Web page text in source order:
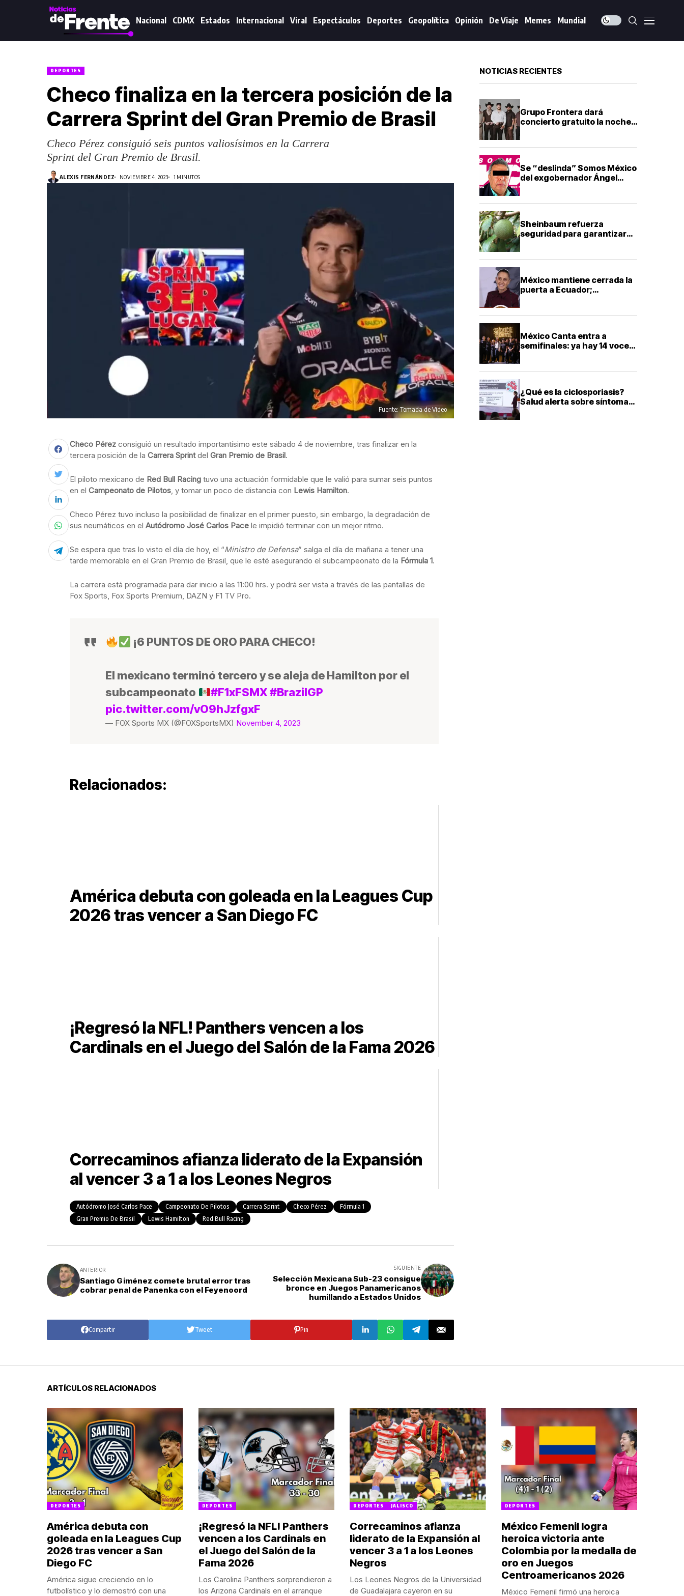
Nacional CDMX Estados Internacional Viral Espectáculos Deportes Geopolítica Opinión De Viaje Memes Mundial
DEPORTES
Checo finaliza en la tercera posición de la
Carrera Sprint del Gran Premio de Brasil
Checo Pérez consiguió seis puntos valiosísimos en la Carrera
Sprint del Gran Premio de Brasil.
ALEXIS FERNÁNDEZ NOVIEMBRE 4, 2023 1 MINUTOS
Fuente: Tomada de Video
Checo Pérez consiguió un resultado importantísimo este sábado 4 de noviembre, tras finalizar en la
tercera posición de la Carrera Sprintdel Gran Premio de Brasil.
El piloto mexicano de Red Bull Racing tuvo una actuación formidable que le valió para sumar seis puntos
en el Campeonato de Pilotos, y tomar un poco de distancia con Lewis Hamilton.
Checo Pérez tuvo incluso la posibilidad de finalizar en el primer puesto, sin embargo, la degradación de
sus neumáticos en el Autódromo José Carlos Pace le impidió terminar con un mejor ritmo.
Se espera que tras lo visto el día de hoy, el “Ministro de Defensa” salga el día de mañana a tener una
tarde memorable en el Gran Premio de Brasil, que le esté asegurando el subcampeonato de la Fórmula 1.
La carrera está programada para dar inicio a las 11:00 hrs. y podrá ser vista a través de las pantallas de
Fox Sports, Fox Sports Premium, DAZN y F1 TV Pro.
¡6 PUNTOS DE ORO PARA CHECO!
El mexicano terminó tercero y se aleja de Hamilton por el
subcampeonato
#F1xFSMX#BrazilGP
pic.twitter.com/vO9hJzfgxF
— FOX Sports MX (@FOXSportsMX) November 4, 2023
Relacionados:
América debuta con goleada en la Leagues Cup
2026 tras vencer a San Diego FC
¡Regresó la NFL! Panthers vencen a los
Cardinals en el Juego del Salón de la Fama 2026
Correcaminos afianza liderato de la Expansión
al vencer 3 a 1 a los Leones Negros
Autódromo José Carlos Pace Campeonato De Pilotos Carrera Sprint Checo Pérez
Fórmula 1
Gran Premio De Brasil
Lewis Hamilton Red Bull Racing
ANTERIOR
Santiago Giménez comete brutal error tras
cobrar penal de Panenka con el Feyenoord
SIGUIENTE
Selección Mexicana Sub-23 consigue
bronce en Juegos Panamericanos
humillando a Estados Unidos
Compartir Tweet Pin
NOTICIAS RECIENTES
Grupo Frontera dará
concierto gratuito la noche
Se “deslinda” Somos México
del exgobernador Ángel
Sheinbaum refuerza
seguridad para garantizar
México mantiene cerrada la
puerta a Ecuador;
México Canta entra a
semifinales: ya hay 14 voces
¿Qué es la ciclosporiasis?
Salud alerta sobre síntomas
ARTÍCULOS RELACIONADOS
DEPORTES
América debuta con
goleada en la Leagues Cup
2026 tras vencer a San
Diego FC
América sigue creciendo en lo
futbolístico y lo demostró con una
DEPORTES
¡Regresó la NFL! Panthers
vencen a los Cardinals en
el Juego del Salón de la
Fama 2026
Los Carolina Panthers sorprendieron a
los Arizona Cardinals en el arranque
DEPORTES JALISCO
Correcaminos afianza
liderato de la Expansión al
vencer 3 a 1 a los Leones
Negros
Los Leones Negros de la Universidad
de Guadalajara cayeron en su
DEPORTES
México Femenil logra
heroica victoria ante
Colombia por la medalla de
oro en Juegos
Centroamericanos 2026
México Femenil firmó una heroica